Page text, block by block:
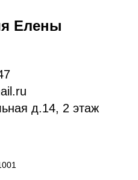
Елены
д.14, 2 этаж